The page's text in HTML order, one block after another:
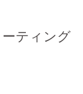
ティング